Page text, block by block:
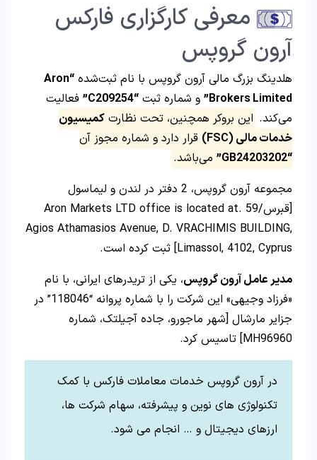
معرفی کارگزاری فارکس
آرون گروپس
هلدینگ بزرگ مالی آرون گروپس با نام ثبت‌شده “Aron
Brokers Limited” و شماره ثبت “C209254”
فعالیت
می‌کند. این بروکر همچنین، تحت نظارتکمیسیون
خدمات مالی(FSC)
قرار دارد و شماره مجوز آن
“GB24203202”
می‌باشد.
مجموعه آرون گروپس، 2 دفتر در لندن و لیماسول
[قبرس/Aron Markets LTD office is located at. 59
Agios Athamasios Avenue, D. VRACHIMIS BUILDING,
Limassol, 4102, Cyprus] ثبت کرده است.
مدیر عامل آرون گروپس، یکی از تریدرهای ایرانی، با نام
«فرزاد وجیهی» این شرکت را با شماره پروانه “118046” در
جزایر مارشال [شهر ماجورو، جاده آجیلتک، شماره
MH96960] تاسیس کرد.
در آرون گروپس خدمات معاملات فارکس با کمک
تکنولوژی های نوین و پیشرفته، سهام شرکت ها،
ارزهای دیجیتال و … انجام می شود.